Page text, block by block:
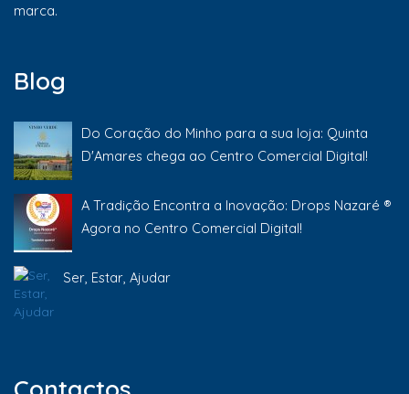
marca.
Blog
Do Coração do Minho para a sua loja: Quinta
D'Amares chega ao Centro Comercial Digital!
A Tradição Encontra a Inovação: Drops Nazaré ®
Agora no Centro Comercial Digital!
Ser, Estar, Ajudar